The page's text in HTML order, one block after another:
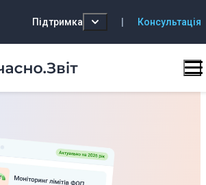
Підтримка Консультація